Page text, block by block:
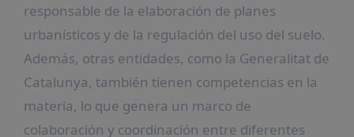
responsable de la elaboración de planes
urbanísticos y de la regulación del uso del suelo.
Además, otras entidades, como la Generalitat de
Catalunya, también tienen competencias en la
materia, lo que genera un marco de
colaboración y coordinación entre diferentes